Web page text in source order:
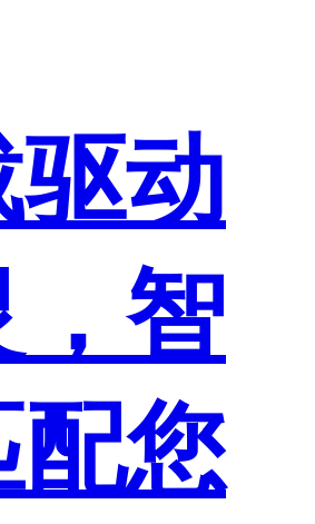
动
智
配您